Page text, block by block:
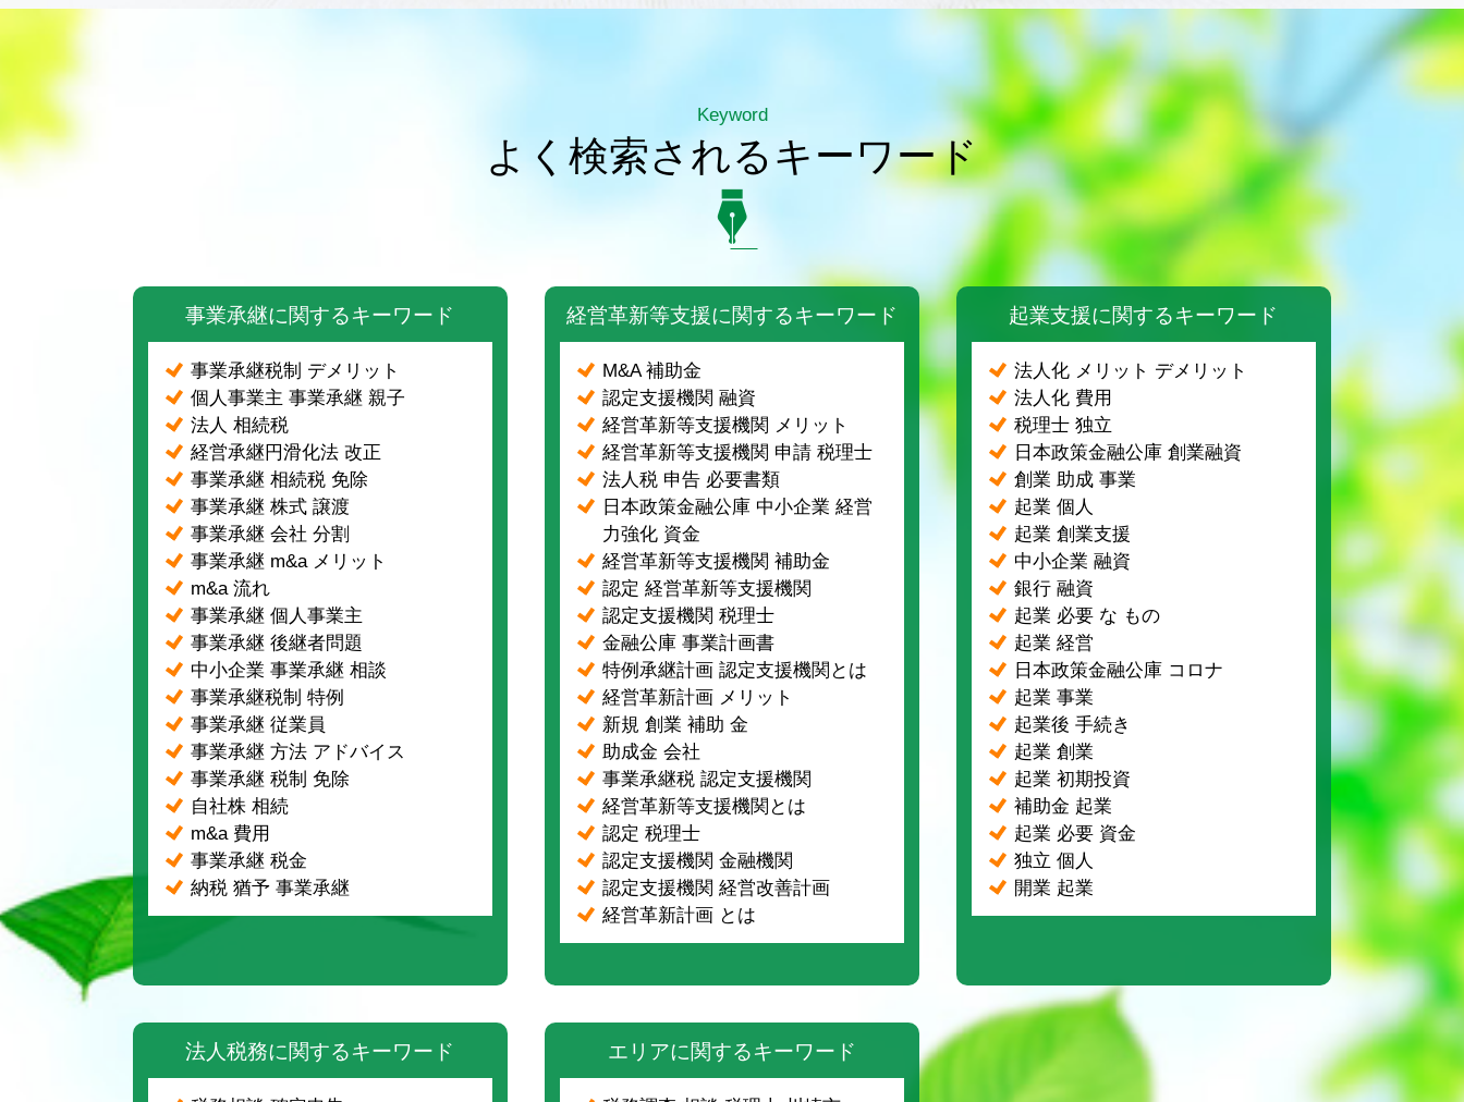
Keyword
よく検索されるキーワード
事業承継に関するキーワード
事業承継税制 デメリット
個人事業主 事業承継 親子
法人 相続税
経営承継円滑化法 改正
事業承継 相続税 免除
事業承継 株式 譲渡
事業承継 会社 分割
事業承継 m&a メリット
m&a 流れ
事業承継 個人事業主
事業承継 後継者問題
中小企業 事業承継 相談
事業承継税制 特例
事業承継 従業員
事業承継 方法 アドバイス
事業承継 税制 免除
自社株 相続
m&a 費用
事業承継 税金
納税 猶予 事業承継
経営革新等支援に関するキーワード
M&A 補助金
認定支援機関 融資
経営革新等支援機関 メリット
経営革新等支援機関 申請 税理士
法人税 申告 必要書類
日本政策金融公庫 中小企業 経営
力強化 資金
経営革新等支援機関 補助金
認定 経営革新等支援機関
認定支援機関 税理士
金融公庫 事業計画書
特例承継計画 認定支援機関とは
経営革新計画 メリット
新規 創業 補助 金
助成金 会社
事業承継税 認定支援機関
経営革新等支援機関とは
認定 税理士
認定支援機関 金融機関
認定支援機関 経営改善計画
経営革新計画 とは
起業支援に関するキーワード
法人化 メリット デメリット
法人化 費用
税理士 独立
日本政策金融公庫 創業融資
創業 助成 事業
起業 個人
起業 創業支援
中小企業 融資
銀行 融資
起業 必要 な もの
起業 経営
日本政策金融公庫 コロナ
起業 事業
起業後 手続き
起業 創業
起業 初期投資
補助金 起業
起業 必要 資金
独立 個人
開業 起業
法人税務に関するキーワード エリアに関するキーワード